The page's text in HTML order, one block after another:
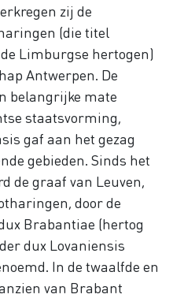
zij de
(die titel
Limburgse hertogen)
Antwerpen. De
belangrijke mate
staatsvorming,
gaf aan het gezag
gebieden. Sinds het
de graaf van Leuven,
door de
Brabantiae (hertog
dux Lovaniensis
In de twaalfde en
van Brabant